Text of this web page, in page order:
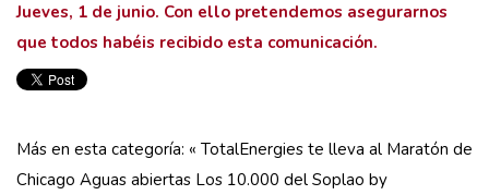
Jueves, 1 de junio. Con ello pretendemos asegurarnos
que todos habéis recibido esta comunicación.
Más en esta categoría: « TotalEnergies te lleva al Maratón de
Chicago Aguas abiertas Los 10.000 del Soplao by